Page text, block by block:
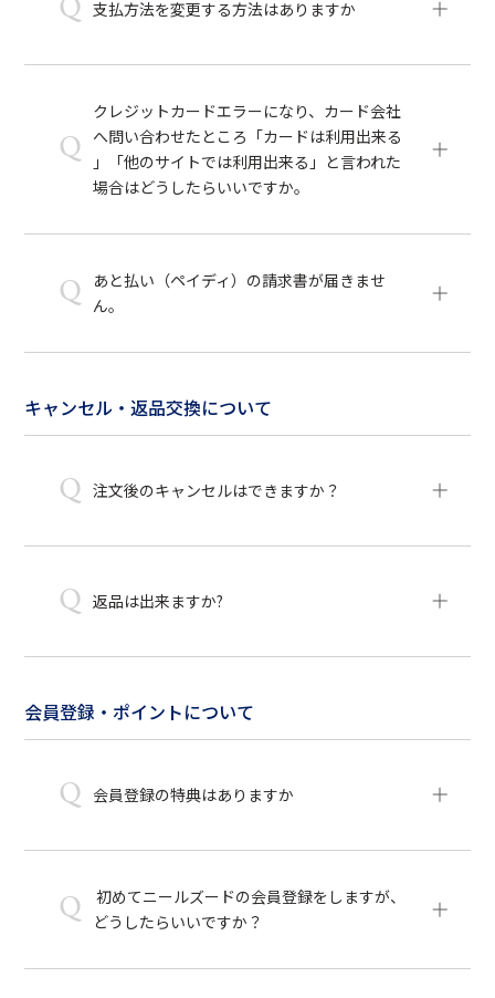
Q 支払方法を変更する方法はありますか
Q
クレジットカードエラーになり、カード会社
へ問い合わせたところ「カードは利用出来る
」「他のサイトでは利用出来る」と言われた
場合はどうしたらいいですか。
Q
あと払い（ペイディ）の請求書が届きませ
ん。
キャンセル・返品交換について
Q 注文後のキャンセルはできますか？
Q 返品は出来ますか?
会員登録・ポイントについて
Q 会員登録の特典はありますか
Q
初めてニールズードの会員登録をしますが、
どうしたらいいですか？